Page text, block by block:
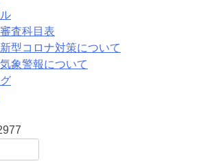
審査科目表
新型コロナ対策について
気象警報について